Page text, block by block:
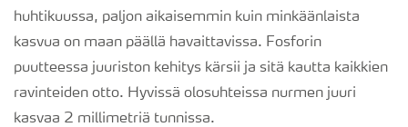
huhtikuussa, paljon aikaisemmin kuin minkäänlaista
kasvua on maan päällä havaittavissa. Fosforin
puutteessa juuriston kehitys kärsii ja sitä kautta kaikkien
ravinteiden otto. Hyvissä olosuhteissa nurmen juuri
kasvaa 2 millimetriä tunnissa.